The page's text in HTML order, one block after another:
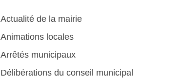
Actualité de la mairie
Animations locales
Arrêtés municipaux
Délibérations du conseil municipal